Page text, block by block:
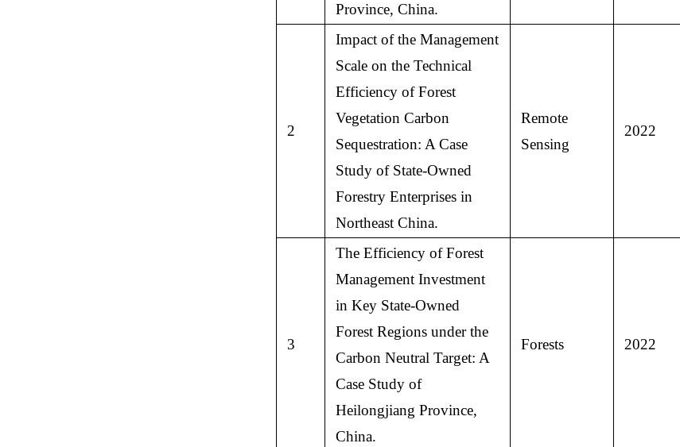
Province, China.
2
Impact of the Management
Scale on the Technical
Efficiency of Forest
Vegetation Carbon
Sequestration: A Case
Study of State-Owned
Forestry Enterprises in
Northeast China.
Remote
Sensing
2022
3
The Efficiency of Forest
Management Investment
in Key State-Owned
Forest Regions under the
Carbon Neutral Target: A
Case Study of
Heilongjiang Province,
China.
Forests 2022